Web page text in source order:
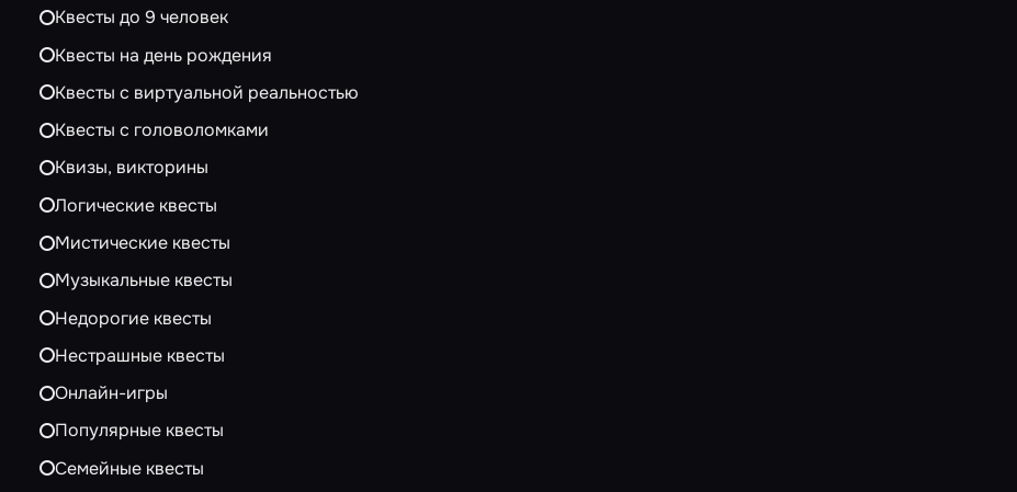
Квесты до 9 человек
Квесты на день рождения
Квесты с виртуальной реальностью
Квесты с головоломками
Квизы, викторины
Логические квесты
Мистические квесты
Музыкальные квесты
Недорогие квесты
Нестрашные квесты
Онлайн-игры
Популярные квесты
Семейные квесты